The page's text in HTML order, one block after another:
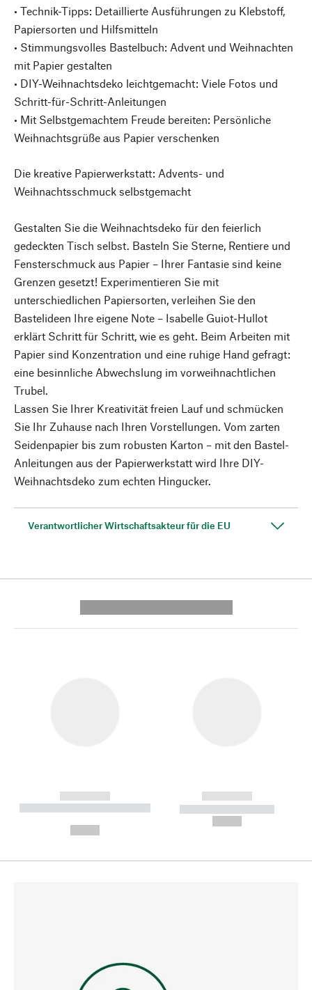
• Technik-Tipps: Detaillierte Ausführungen zu Klebstoff,
Papiersorten und Hilfsmitteln
• Stimmungsvolles Bastelbuch: Advent und Weihnachten
mit Papier gestalten
• DIY-Weihnachtsdeko leichtgemacht: Viele Fotos und
Schritt-für-Schritt-Anleitungen
• Mit Selbstgemachtem Freude bereiten: Persönliche
Weihnachtsgrüße aus Papier verschenken
Die kreative Papierwerkstatt: Advents- und
Weihnachtsschmuck selbstgemacht
Gestalten Sie die Weihnachtsdeko für den feierlich
gedeckten Tisch selbst. Basteln Sie Sterne, Rentiere und
Fensterschmuck aus Papier – Ihrer Fantasie sind keine
Grenzen gesetzt! Experimentieren Sie mit
unterschiedlichen Papiersorten, verleihen Sie den
Bastelideen Ihre eigene Note – Isabelle Guiot-Hullot
erklärt Schritt für Schritt, wie es geht. Beim Arbeiten mit
Papier sind Konzentration und eine ruhige Hand gefragt:
eine besinnliche Abwechslung im vorweihnachtlichen
Trubel.
Lassen Sie Ihrer Kreativität freien Lauf und schmücken
Sie Ihr Zuhause nach Ihren Vorstellungen. Vom zarten
Seidenpapier bis zum robusten Karton – mit den Bastel-
Anleitungen aus der Papierwerkstatt wird Ihre DIY-
Weihnachtsdeko zum echten Hingucker.
Verantwortlicher Wirtschaftsakteur für die EU
------------
----------- ----------- --------
------------
----------- -----------